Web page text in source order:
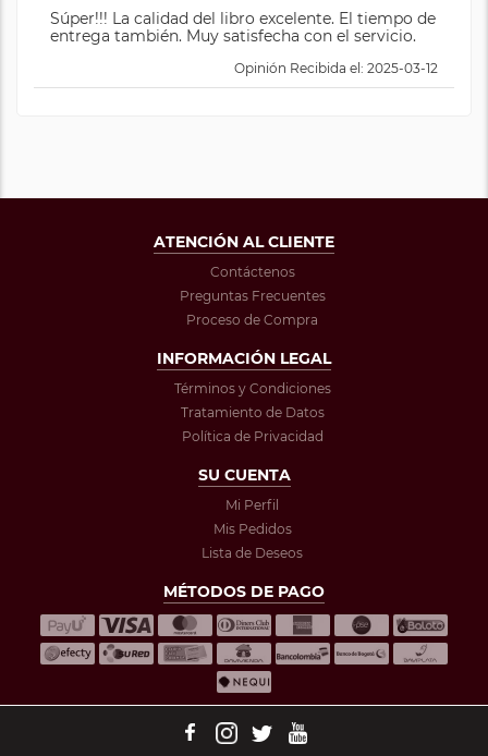
Súper!!! La calidad del libro excelente. El tiempo de
entrega también. Muy satisfecha con el servicio.
Opinión Recibida el: 2025-03-12
ATENCIÓN AL CLIENTE
Contáctenos
Preguntas Frecuentes
Proceso de Compra
INFORMACIÓN LEGAL
Términos y Condiciones
Tratamiento de Datos
Política de Privacidad
SU CUENTA
Mi Perfil
Mis Pedidos
Lista de Deseos
MÉTODOS DE PAGO